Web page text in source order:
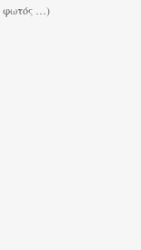
φωτός …)